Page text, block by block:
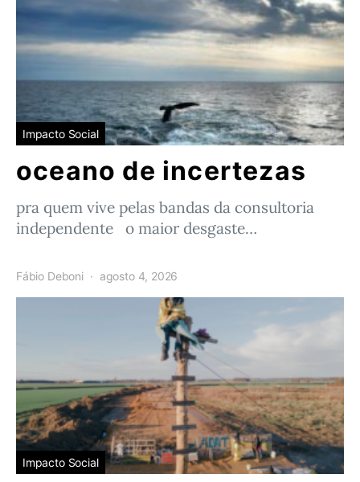
Impacto Social
oceano de incertezas
pra quem vive pelas bandas da consultoria
independente o maior desgaste…
Fábio Deboni agosto 4, 2026
Impacto Social